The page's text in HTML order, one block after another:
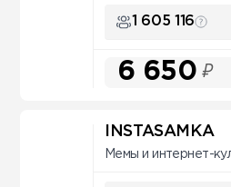
1 605 116
6 650 ₽
INSTASAMKA
Мемы и интернет-